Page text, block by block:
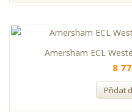
Amersham ECL
8
Přidat